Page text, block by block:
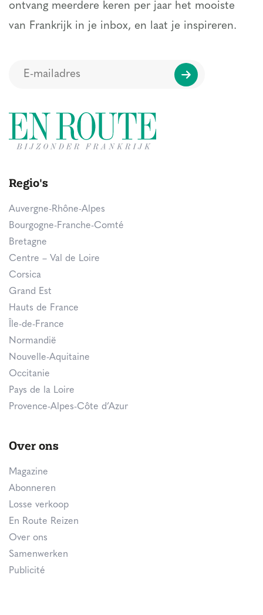
ontvang meerdere keren per jaar het mooiste
van Frankrijk in je inbox, en laat je inspireren.
Regio's
Auvergne-Rhône-Alpes
Bourgogne-Franche-Comté
Bretagne
Centre – Val de Loire
Corsica
Grand Est
Hauts de France
Île-de-France
Normandië
Nouvelle-Aquitaine
Occitanie
Pays de la Loire
Provence-Alpes-Côte d’Azur
Over ons
Magazine
Abonneren
Losse verkoop
En Route Reizen
Over ons
Samenwerken
Publicité